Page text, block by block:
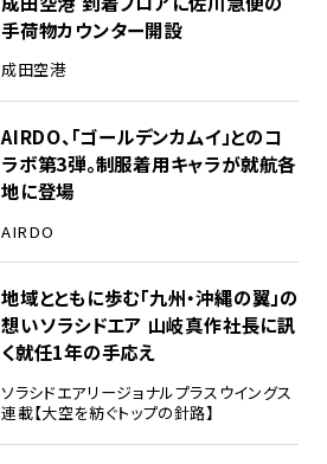
手荷物カウンター開設
成田空港
AIRDO、「ゴールデンカムイ」とのコ
ラボ第3弾。制服着用キャラが就航各
地に登場
AIRDO
地域とともに歩む「九州・沖縄の翼」の
想い――ソラシドエア 山岐真作社長に訊
く就任1年の手応え
ソラシドエアリージョナルプラスウイングス
連載【大空を紡ぐトップの針路】